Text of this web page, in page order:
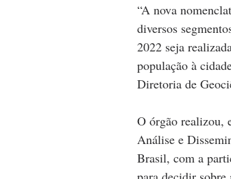
“A nova
diversos
2022 seja
população à
Diretoria de
O órgão realizou,
Análise e
Brasil, com a